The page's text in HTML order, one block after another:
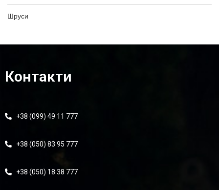
Шруси
Контакти
+38 (099) 49 11 777
+38 (050) 83 95 777
+38 (050) 18 38 777